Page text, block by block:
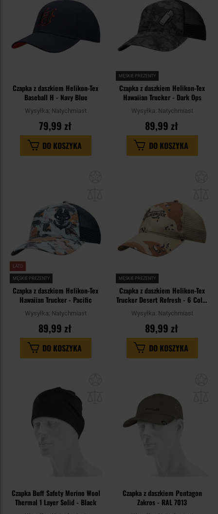
Czapka z daszkiem Helikon-Tex
Baseball H - Navy Blue
Wysyłka: Natychmiast
79,99 zł
DO KOSZYKA
MĘSKIE PREZENTY
Czapka z daszkiem Helikon-Tex
Hawaiian Trucker - Dark Ops
Wysyłka: Natychmiast
89,99 zł
DO KOSZYKA
LATO
MĘSKIE PREZENTY
Czapka z daszkiem Helikon-Tex
Hawaiian Trucker - Pacific
Wysyłka: Natychmiast
89,99 zł
DO KOSZYKA
MĘSKIE PREZENTY
Czapka z daszkiem Helikon-Tex
Trucker Desert Refresh - 6 Color
Desert
Wysyłka: Natychmiast
89,99 zł
DO KOSZYKA
Czapka Buff Safety Merino Wool
Thermal 1 Layer Solid - Black
Czapka z daszkiem Pentagon
Zakros - RAL 7013